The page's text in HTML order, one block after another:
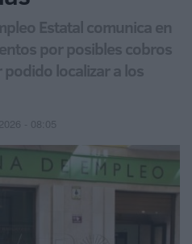
Estatal comunica en
por posibles cobros
localizar a los
- 08:05